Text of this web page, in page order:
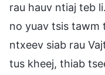
rau hauv ntiaj teb
no yuav tsis tawm
ntxeev siab rau
tus kheej, thiab